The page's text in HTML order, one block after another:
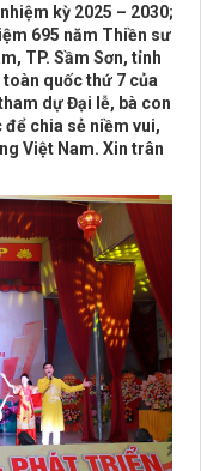
kỳ 2025 – 2030;
695 năm Thiền sư
TP. Sầm Sơn, tỉnh
quốc thứ 7 của
dự Đại lễ, bà con
để chia sẻ niềm vui,
Việt Nam. Xin trân